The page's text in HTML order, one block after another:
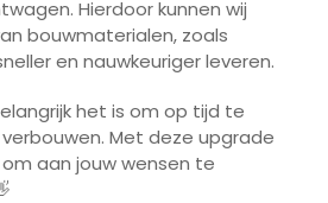
Hierdoor kunnen wij
bouwmaterialen, zoals
en nauwkeuriger leveren.
het is om op tijd te
Met deze upgrade
om aan jouw wensen te